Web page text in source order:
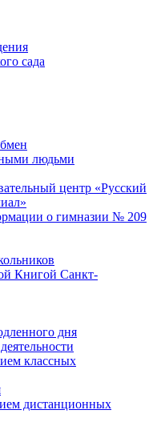
сада
людьми
центр «Русский
о гимназии № 209
Книгой Санкт-
дня
классных
дистанционных